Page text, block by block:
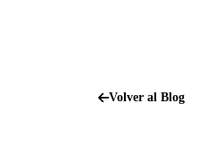
Volver al Blog